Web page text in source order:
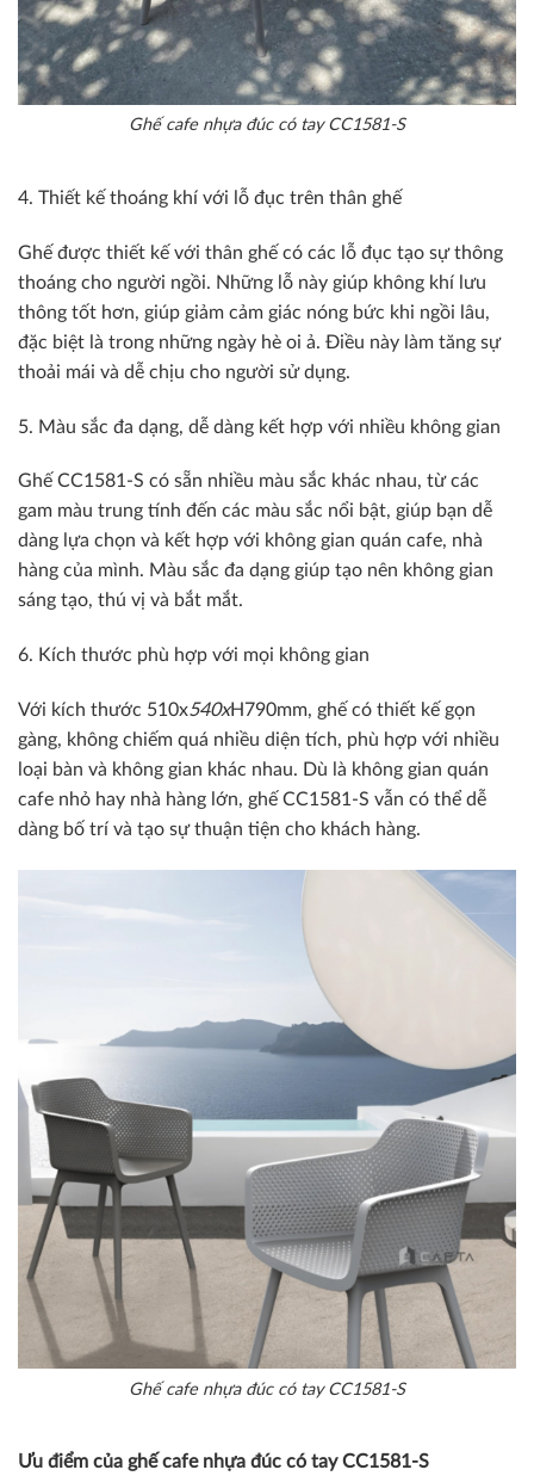
Ghế cafe nhựa đúc có tay CC1581-S
4. Thiết kế thoáng khí với lỗ đục trên thân ghế
Ghế được thiết kế với thân ghế có các lỗ đục tạo sự thông
thoáng cho người ngồi. Những lỗ này giúp không khí lưu
thông tốt hơn, giúp giảm cảm giác nóng bức khi ngồi lâu,
đặc biệt là trong những ngày hè oi ả. Điều này làm tăng sự
thoải mái và dễ chịu cho người sử dụng.
5. Màu sắc đa dạng, dễ dàng kết hợp với nhiều không gian
Ghế CC1581-S có sẵn nhiều màu sắc khác nhau, từ các
gam màu trung tính đến các màu sắc nổi bật, giúp bạn dễ
dàng lựa chọn và kết hợp với không gian quán cafe, nhà
hàng của mình. Màu sắc đa dạng giúp tạo nên không gian
sáng tạo, thú vị và bắt mắt.
6. Kích thước phù hợp với mọi không gian
Với kích thước 510x540xH790mm, ghế có thiết kế gọn
gàng, không chiếm quá nhiều diện tích, phù hợp với nhiều
loại bàn và không gian khác nhau. Dù là không gian quán
cafe nhỏ hay nhà hàng lớn, ghế CC1581-S vẫn có thể dễ
dàng bố trí và tạo sự thuận tiện cho khách hàng.
Ghế cafe nhựa đúc có tay CC1581-S
Ưu điểm của ghế cafe nhựa đúc có tay CC1581-S